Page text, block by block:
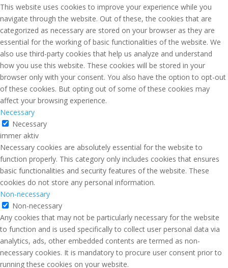
This website uses cookies to improve your experience while you
navigate through the website. Out of these, the cookies that are
categorized as necessary are stored on your browser as they are
essential for the working of basic functionalities of the website. We
also use third-party cookies that help us analyze and understand
how you use this website. These cookies will be stored in your
browser only with your consent. You also have the option to opt-out
of these cookies. But opting out of some of these cookies may
affect your browsing experience.
Necessary
Necessary
immer aktiv
Necessary cookies are absolutely essential for the website to
function properly. This category only includes cookies that ensures
basic functionalities and security features of the website. These
cookies do not store any personal information.
Non-necessary
Non-necessary
Any cookies that may not be particularly necessary for the website
to function and is used specifically to collect user personal data via
analytics, ads, other embedded contents are termed as non-
necessary cookies. It is mandatory to procure user consent prior to
running these cookies on your website.